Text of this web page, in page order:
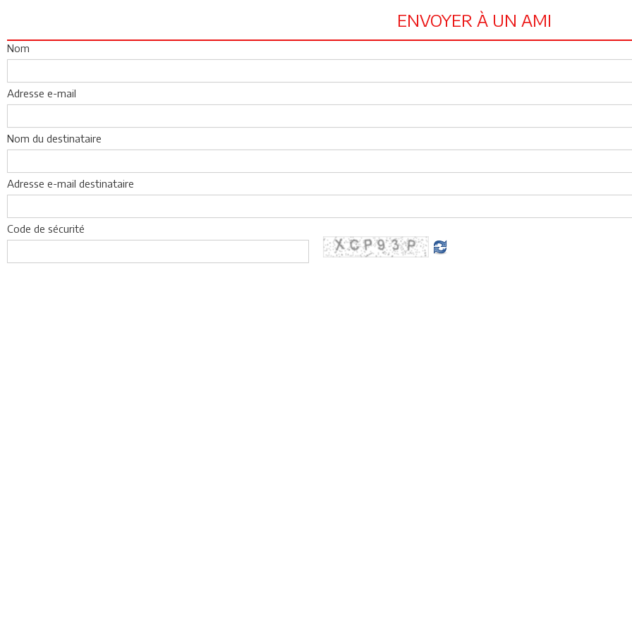
ENVOYER À UN AMI
Nom
Adresse e-mail
Nom du destinataire
Adresse e-mail destinataire
Code de sécurité